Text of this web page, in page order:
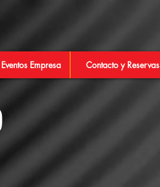
Eventos Empresa Contacto y Reservas